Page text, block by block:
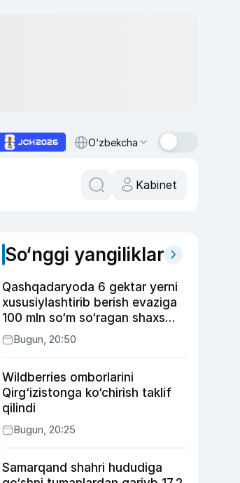
O‘zbekcha
Kabinet
So‘nggi yangiliklar
Qashqadaryoda 6 gektar yerni
xususiylashtirib berish evaziga
100 mln so‘m so‘ragan shaxs
ushlandi
Bugun, 20:50
Wildberries omborlarini
Qirg‘izistonga ko‘chirish taklif
qilindi
Bugun, 20:25
Samarqand shahri hududiga